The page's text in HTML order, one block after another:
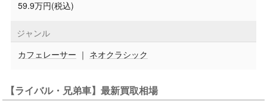
59.9万円(税込)
ジャンル
カフェレーサー ｜ ネオクラシック
【ライバル・兄弟車】最新買取相場